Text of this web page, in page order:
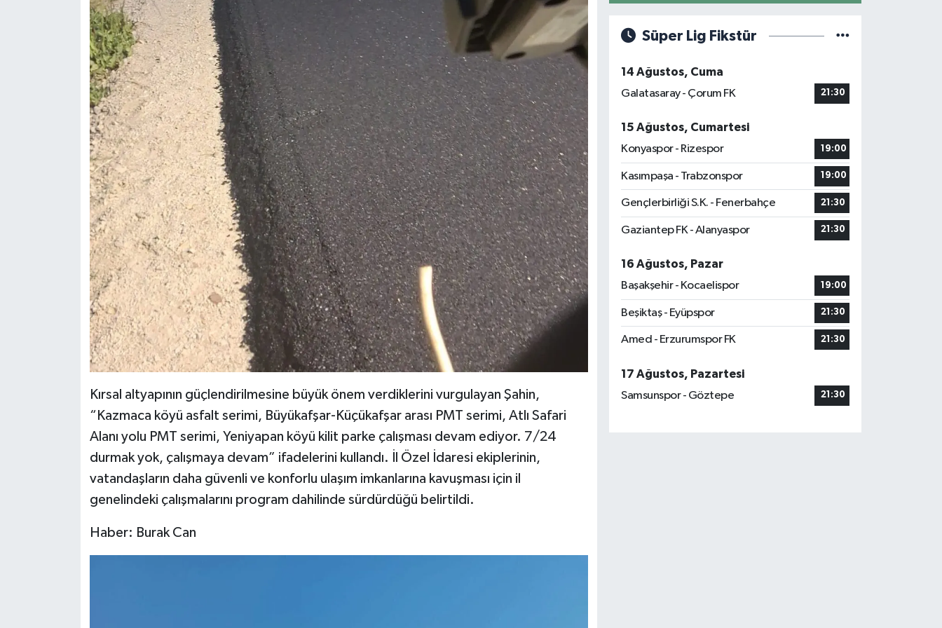
Kırsal altyapının güçlendirilmesine büyük önem verdiklerini vurgulayan Şahin,
“Kazmaca köyü asfalt serimi, Büyükafşar-Küçükafşar arası PMT serimi, Atlı Safari
Alanı yolu PMT serimi, Yeniyapan köyü kilit parke çalışması devam ediyor. 7/24
durmak yok, çalışmaya devam” ifadelerini kullandı. İl Özel İdaresi ekiplerinin,
vatandaşların daha güvenli ve konforlu ulaşım imkanlarına kavuşması için il
genelindeki çalışmalarını program dahilinde sürdürdüğü belirtildi.
Haber: Burak Can
Süper Lig Fikstür
14 Ağustos, Cuma
Galatasaray - Çorum FK
21:30
15 Ağustos, Cumartesi
Konyaspor - Rizespor
19:00
Kasımpaşa - Trabzonspor 19:00
Gençlerbirliği S.K. - Fenerbahçe 21:30
Gaziantep FK - Alanyaspor 21:30
16 Ağustos, Pazar
Başakşehir - Kocaelispor
19:00
Beşiktaş - Eyüpspor 21:30
Amed - Erzurumspor FK 21:30
17 Ağustos, Pazartesi
Samsunspor - Göztepe
21:30